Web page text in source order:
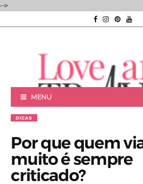
-->
Luxury experiences | Viagens Incríveis |
MENU
DICAS
Por que quem
muito é sempre
criticado?